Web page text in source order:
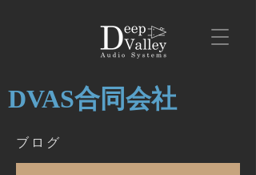
DVAS合同会社
ブログ